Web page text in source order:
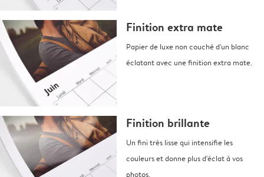
Finition extra mate
Papier de luxe non couché d'un blanc
éclatant avec une finition extra mate.
Finition brillante
Un fini très lisse qui intensifie les
couleurs et donne plus d'éclat à vos
photos.